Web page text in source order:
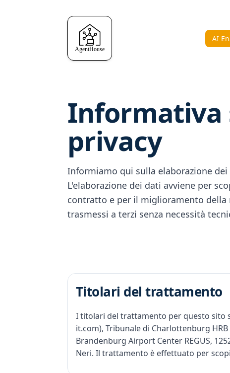
AI
Informativa
privacy
Informiamo qui sulla elaborazione
L'elaborazione dei dati avviene per
contratto e per il miglioramento
trasmessi a terzi senza necessità
Titolari del trattamento
I titolari del trattamento per questo sito
it.com), Tribunale di Charlottenburg
Brandenburg Airport Center REGUS,
Neri. Il trattamento è effettuato per